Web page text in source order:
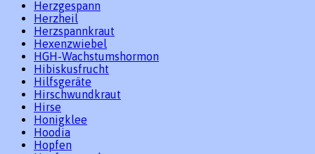
Herzgespann
Herzheil
Herzspannkraut
Hexenzwiebel
HGH-Wachstumshormon
Hibiskusfrucht
Hilfsgeräte
Hirschwundkraut
Hirse
Honigklee
Hoodia
Hopfen